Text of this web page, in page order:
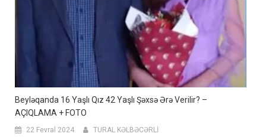
Beyləqanda 16 Yaşlı Qız 42 Yaşlı Şəxsə Ərə Verilir? –
AÇIQLAMA + FOTO
22 Fevral 2024 TURAL KƏLBƏCƏRLİ